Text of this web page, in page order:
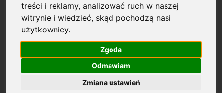
treści i reklamy, analizować ruch w naszej
witrynie i wiedzieć, skąd pochodzą nasi
użytkownicy.
Zgoda
Odmawiam
Zmiana ustawień
Ocena ogólna
Kategoria Prawo Jazdy